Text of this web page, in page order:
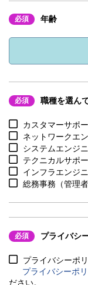
必須 年齢
必須 職種を選ん
カスタマーサポ
ネットワークエ
システムエンジ
テクニカルサポ
インフラエンジ
総務事務（管理者
必須 プライバシ
プライバシーポ
プライバシーポ
ださい。